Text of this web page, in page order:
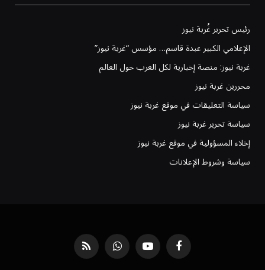
رئيس تحرير غُربة نيوز
الإعلامي الكبير عبدة قاسم… مؤسس “غربة نيوز”
غربة نيوز: منصة إخبارية لكل العرب حول العالم
محررين غربة نيوز
سياسة التعليقات في موقع غربة نيوز
سياسة تحرير غربة نيوز
إخلاء المسؤولية في موقع غربة نيوز
سياسة وشروط الإعلانات
فيسبوك يوتيوب واتساب RSS